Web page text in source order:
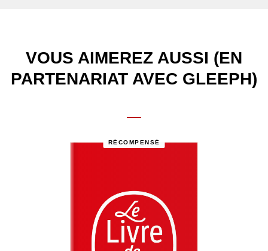
VOUS AIMEREZ AUSSI (EN
PARTENARIAT AVEC GLEEPH)
RÉCOMPENSÉ